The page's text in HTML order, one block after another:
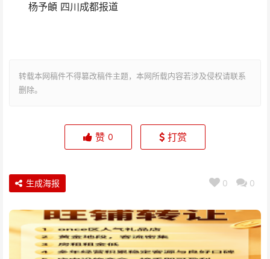
杨予頔 四川成都报道
转载本网稿件不得篡改稿件主题，本网所载内容若涉及侵权请联系
删除。
赞 0 打赏
0 0
生成海报